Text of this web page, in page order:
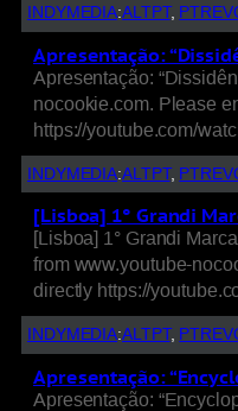
INDYMEDIA:ALTPT,
Apresentação:
Apresentação:
nocookie.com. Please
https://youtube.com/
INDYMEDIA:ALTPT,
[Lisboa] 1° Grandi
[Lisboa] 1° Grandi
from www.youtube-
directly https://
INDYMEDIA:ALTPT,
Apresentação:
Apresentação: